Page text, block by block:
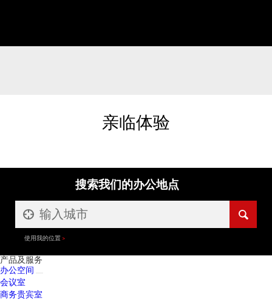
亲临体验
搜索我们的办公地点
使用我的位置
产品及服务
办公空间
会议室
商务贵宾室